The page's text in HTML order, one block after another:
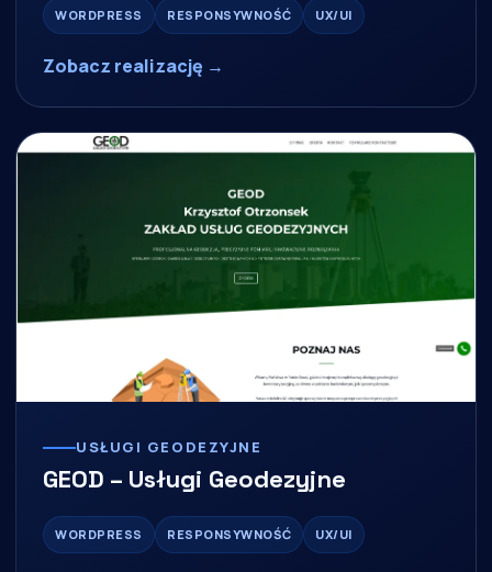
WORDPRESS RESPONSYWNOŚĆ UX/UI
Zobacz realizację →
USŁUGI GEODEZYJNE
GEOD – Usługi Geodezyjne
WORDPRESS RESPONSYWNOŚĆ UX/UI